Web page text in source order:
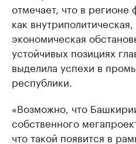
отмечает, что в регионе
как
экономическая
устойчивых позициях
выделила успехи в
республики.
«Возможно, что
собственного
что такой появится в